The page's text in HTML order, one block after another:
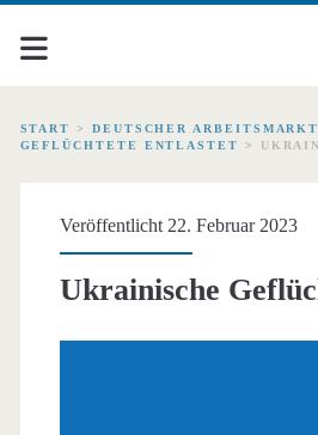
START > DEUTSCHER
GEFLÜCHTETE ENTLASTET
>
Veröffentlicht 22. Februar 2023
Ukrainische